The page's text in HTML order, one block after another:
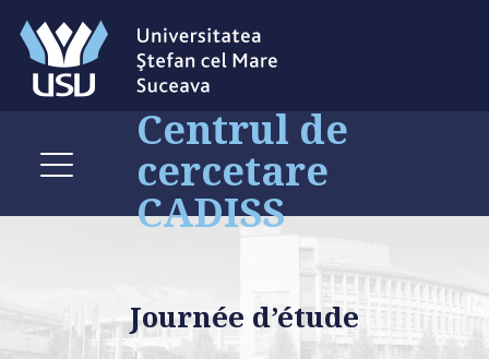
Centrul de
cercetare
CADISS
Journée d’étude